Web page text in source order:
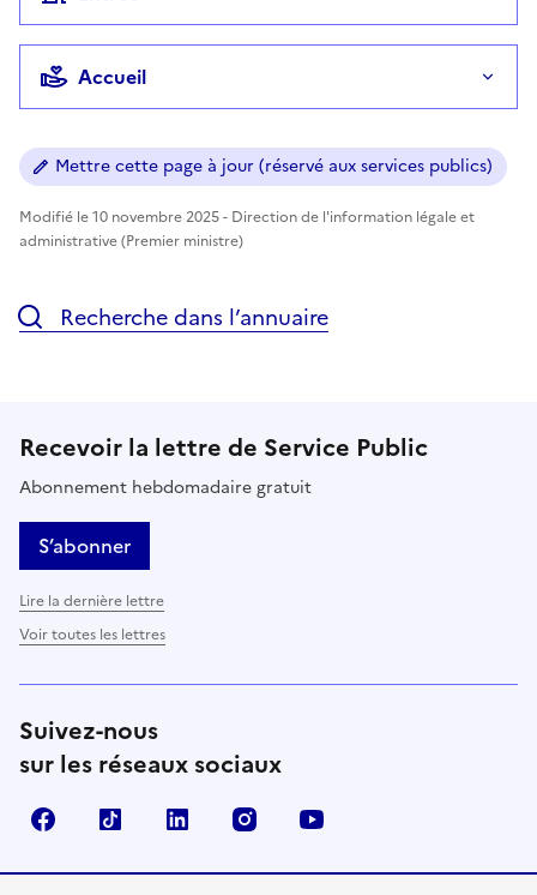
Accueil
Mettre cette page à jour (réservé aux services publics)
Modifié le 10 novembre 2025 - Direction de l'information légale et
administrative (Premier ministre)
Recherche dans l’annuaire
Recevoir la lettre de Service Public
Abonnement hebdomadaire gratuit
S’abonner
Lire la dernière lettre
Voir toutes les lettres
Suivez-nous
sur les réseaux sociaux
FacebookTikTok LinkedIn Instagram